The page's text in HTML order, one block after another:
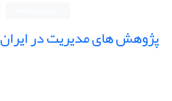
پژوهش های مدیریت در ایران